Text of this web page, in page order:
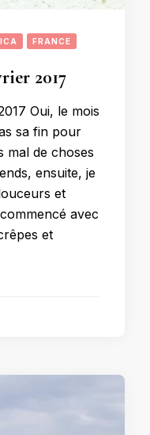
FRANCE
2017
Oui, le mois
sa fin pour
mal de choses
ensuite, je
et
avec
et